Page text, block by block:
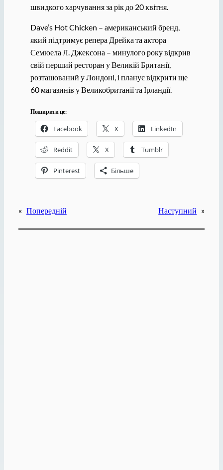
швидкого харчування за рік до 20 квітня.
Dave’s Hot Chicken – американський бренд,
який підтримує репера Дрейка та актора
Семюела Л. Джексона – минулого року відкрив
свій перший ресторан у Великій Британії,
розташований у Лондоні, і планує відкрити ще
60 магазинів у Великобританії та Ірландії.
Поширити це:
Facebook X LinkedIn
Reddit X Tumblr
Pinterest Більше
« Попередній Наступний »